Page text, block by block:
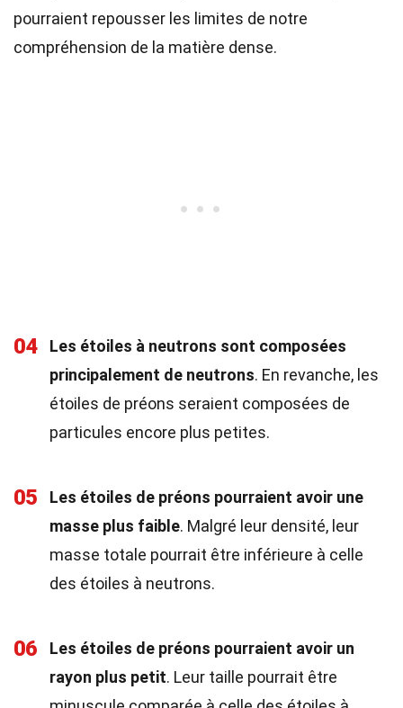
pourraient repousser les limites de notre
compréhension de la matière dense.
04
Les étoiles à neutrons sont composées
principalement de neutrons. En revanche, les
étoiles de préons seraient composées de
particules encore plus petites.
05
Les étoiles de préons pourraient avoir une
masse plus faible. Malgré leur densité, leur
masse totale pourrait être inférieure à celle
des étoiles à neutrons.
06
Les étoiles de préons pourraient avoir un
rayon plus petit. Leur taille pourrait être